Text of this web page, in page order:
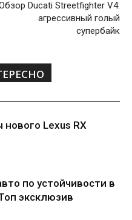
Ducati Streetfighter V4:
агрессивный голый
супербайк
нового Lexus RX
по устойчивости в
эксклюзив